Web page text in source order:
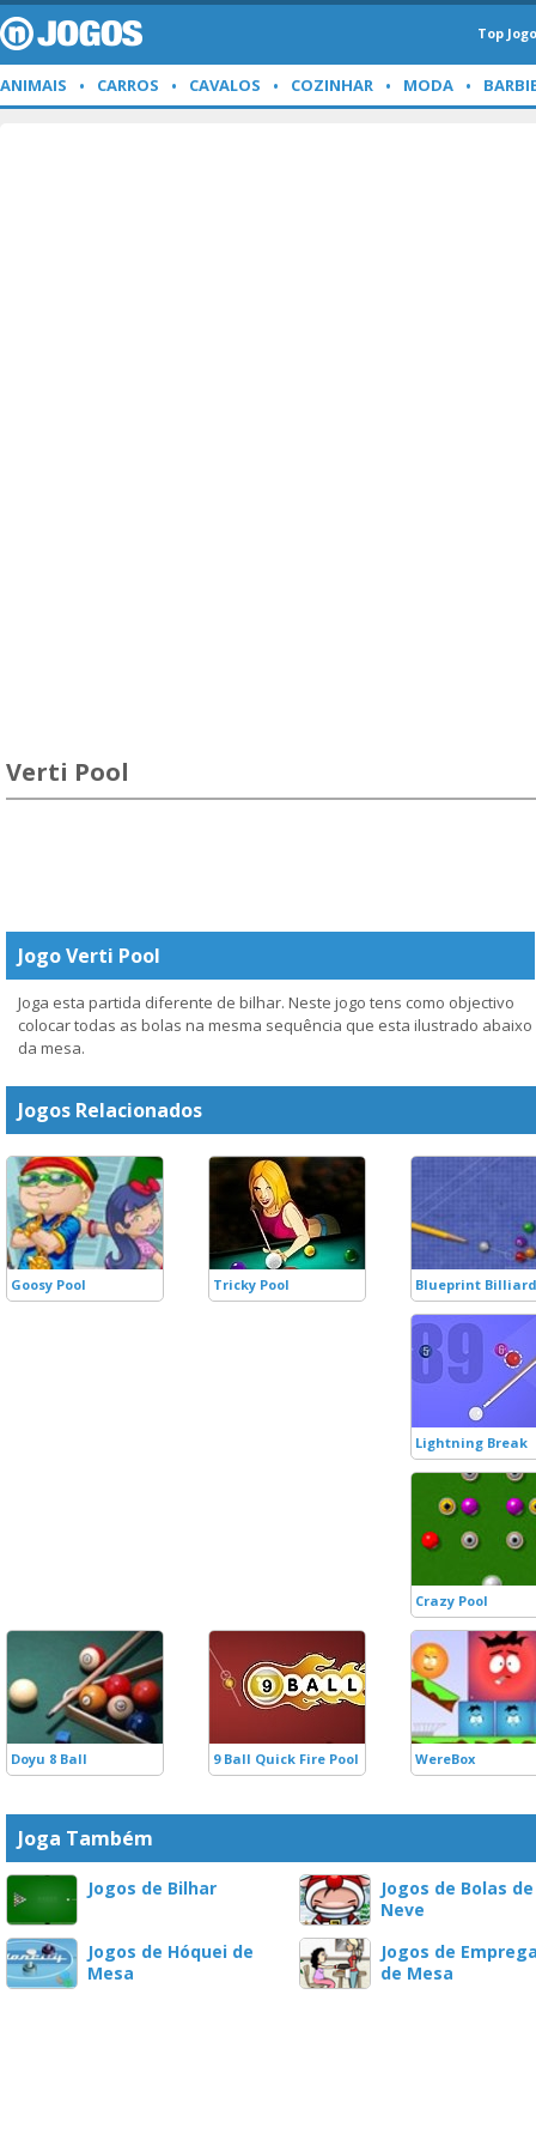
Top
ANIMAIS CARROS CAVALOS COZINHAR MODA
Verti Pool
Jogo Verti Pool
Joga esta partida diferente de bilhar. Neste jogo tens como objectivo
colocar todas as bolas na mesma sequência que esta ilustrado abaixo
da mesa.
Jogos Relacionados
Goosy Pool Tricky Pool Blueprint
Lightning Break
Crazy Pool
Doyu 8 Ball 9 Ball Quick Fire Pool WereBox
Joga Também
Jogos de Bilhar
Jogos de Bolas de
Neve
Jogos de Hóquei de
Mesa
Jogos de
de Mesa